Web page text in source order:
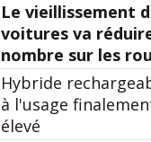
Le vieillissement
voitures va
nombre sur les
Hybride
à l'usage
élevé